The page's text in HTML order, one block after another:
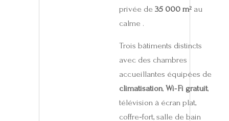
privée de 35 000 m²au
calme .
Trois bâtiments distincts
avec des chambres
accueillantes équipées de
climatisation, Wi‑Fi gratuit,
télévision à écran plat,
coffre‑fort, salle de bain